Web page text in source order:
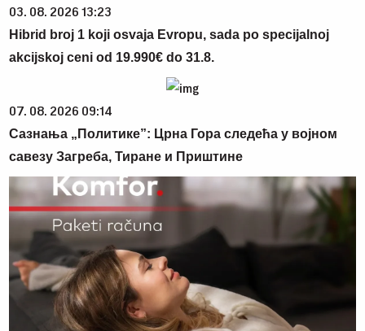
03. 08. 2026 13:23
Hibrid broj 1 koji osvaja Evropu, sada po specijalnoj
akcijskoj ceni od 19.990€ do 31.8.
07. 08. 2026 09:14
Сазнања „Политике”: Црна Гора следећа у војном
савезу Загреба, Тиране и Приштине